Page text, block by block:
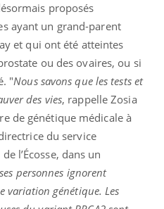
proposés
ayant un grand-parent
et qui ont été atteintes
ou des ovaires, ou si
"Nous savons que les tests et
des vies, rappelle Zosia
de génétique médicale à
du service
l’Écosse, dans un
personnes ignorent
variation génétique. Les